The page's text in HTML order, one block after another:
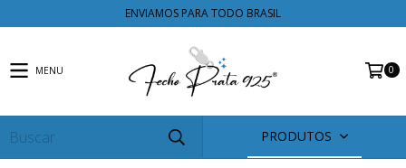
ENVIAMOS PARA TODO BRASIL
MENU 0
PRODUTOS